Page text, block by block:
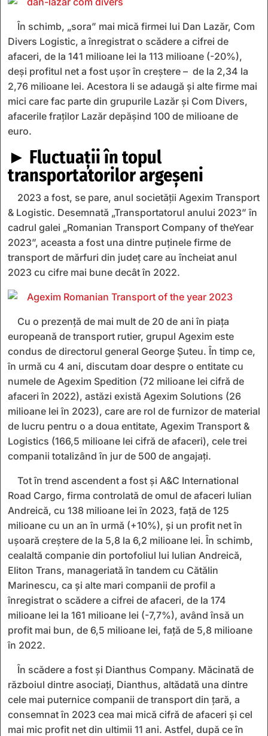
În schimb, „sora” mai mică firmei lui Dan Lazăr, Com
Divers Logistic, a înregistrat o scădere a cifrei de
afaceri, de la 141 milioane lei la 113 milioane (-20%),
deşi profitul net a fost uşor în creştere – de la 2,34 la
2,76 milioane lei. Acestora li se adaugă şi alte firme mai
mici care fac parte din grupurile Lazăr şi Com Divers,
afacerile fraţilor Lazăr depăşind 100 de milioane de
euro.
► Fluctuaţii în topul
transportatorilor argeşeni
2023 a fost, se pare, anul societăţii Agexim Transport
& Logistic. Desemnată „Transportatorul anului 2023” în
cadrul galei „Romanian Transport Company of theYear
2023”, aceasta a fost una dintre puţinele firme de
transport de mărfuri din judeţ care au încheiat anul
2023 cu cifre mai bune decât în 2022.
Cu o prezență de mai mult de 20 de ani în piața
europeană de transport rutier, grupul Agexim este
condus de directorul general George Şuteu. În timp ce,
în urmă cu 4 ani, discutam doar despre o entitate cu
numele de Agexim Spedition (72 milioane lei cifră de
afaceri în 2022), astăzi există Agexim Solutions (26
milioane lei în 2023), care are rol de furnizor de material
de lucru pentru o a doua entitate, Agexim Transport &
Logistics (166,5 milioane lei cifră de afaceri), cele trei
companii totalizând în jur de 500 de angajaţi.
Tot în trend ascendent a fost şi A&C International
Road Cargo, firma controlată de omul de afaceri Iulian
Andreică, cu 138 milioane lei în 2023, faţă de 125
milioane cu un an în urmă (+10%), şi un profit net în
uşoară creştere de la 5,8 la 6,2 milioane lei. În schimb,
cealaltă companie din portofoliul lui Iulian Andreică,
Eliton Trans, manageriată în tandem cu Cătălin
Marinescu, ca şi alte mari companii de profil a
înregistrat o scădere a cifrei de afaceri, de la 174
milioane lei la 161 milioane lei (-7,7%), având însă un
profit mai bun, de 6,5 milioane lei, faţă de 5,8 milioane
în 2022.
În scădere a fost şi Dianthus Company. Măcinată de
războiul dintre asociaţi, Dianthus, altădată una dintre
cele mai puternice companii de transport din ţară, a
consemnat în 2023 cea mai mică cifră de afaceri şi cel
mai mic profit net din ultimii 11 ani. Astfel, după ce în